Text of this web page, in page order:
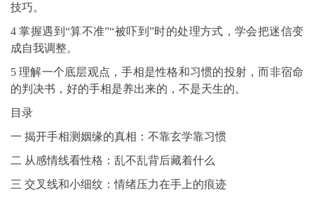
技巧。
4 掌握遇到“算不准”“被吓到”时的处理方式，学会把迷信变
成自我调整。
5 理解一个底层观点，手相是性格和习惯的投射，而非宿命
的判决书，好的手相是养出来的，不是天生的。
目录
一 揭开手相测姻缘的真相：不靠玄学靠习惯
二 从感情线看性格：乱不乱背后藏着什么
三 交叉线和小细纹：情绪压力在手上的痕迹